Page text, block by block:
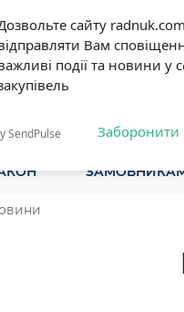
сайту
Вам
події та новини у
SendPulse Заборонити
СТАТТІ
у сфері